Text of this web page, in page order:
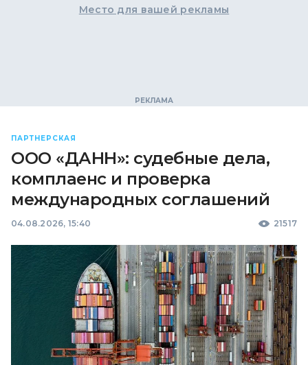
Место для вашей рекламы
ПАРТНЕРСКАЯ
ООО «ДАНН»: судебные дела,
комплаенс и проверка
международных соглашений
04.08.2026, 15:40 21517